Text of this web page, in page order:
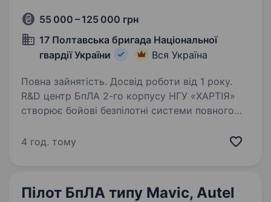
55 000 – 125 000 грн
17 Полтавська бригада Національної
гвардії України
Вся Україна
Повна зайнятість. Досвід роботи від 1 року.
R&D центр БпЛА 2-го корпусу НГУ «ХАРТІЯ»
створює бойові безпілотні системи повного
тісно працюватиме з інженерною командою,
4 год. тому
Пілот БпЛА типу Mavic, Autel